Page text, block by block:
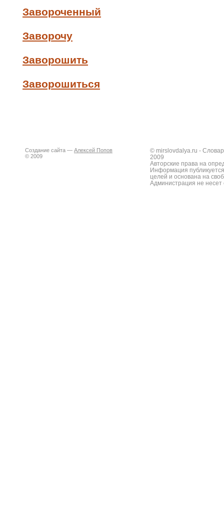
Завороченный
Заворочу
Заворошить
Заворошиться
Создание сайта — Алексей Попов
© 2009
© mirslovdalya.ru -
2009
Авторские права на
Информация
целей и основана на
Администрация не несет